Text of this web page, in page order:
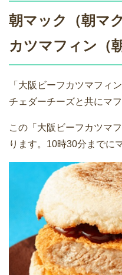
朝マック（朝マ
カツマフィン（
「大阪ビーフカツマフィ
チェダーチーズと共にマフ
この「大阪ビーフカツマ
ります。10時30分までに